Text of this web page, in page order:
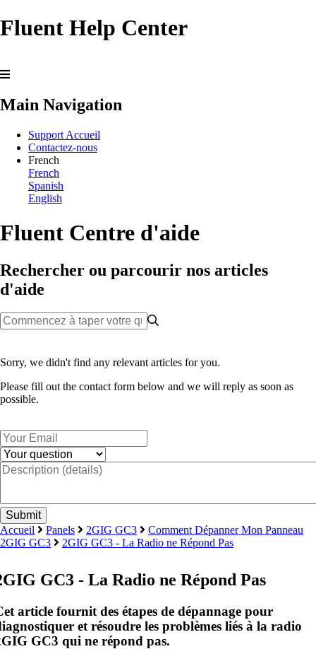
Fluent Help Center
Main Navigation
Support Accueil
Contactez-nous
French
French
Spanish
English
Fluent Centre d'aide
Rechercher ou parcourir nos articles
d'aide
Sorry, we didn't find any relevant articles for you.
Please fill out the contact form below and we will reply as soon as
possible.
Accueil Panels 2GIG GC3
Comment Dépanner Mon Panneau
2GIG GC3
2GIG GC3 - La Radio ne Répond Pas
GC3 - La Radio ne Répond Pas
article fournit des étapes de dépannage pour
et résoudre les problèmes liés à la radio
GC3 qui ne répond pas.